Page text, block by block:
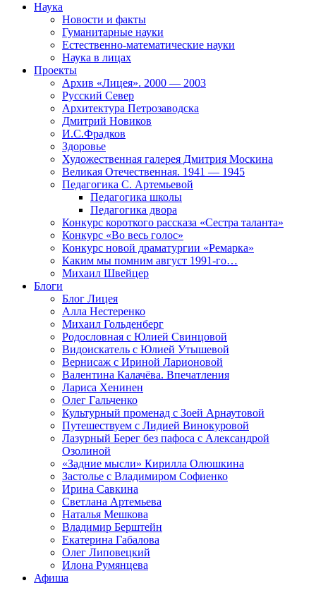
Наука
Новости и факты
Гуманитарные науки
Естественно-математические науки
Наука в лицах
Проекты
Архив «Лицея». 2000 — 2003
Русский Север
Архитектура Петрозаводска
Дмитрий Новиков
И.С.Фрадков
Здоровье
Художественная галерея Дмитрия Москина
Великая Отечественная. 1941 — 1945
Педагогика С. Артемьевой
Педагогика школы
Педагогика двора
Конкурс короткого рассказа «Сестра таланта»
Конкурс «Во весь голос»
Конкурс новой драматургии «Ремарка»
Каким мы помним август 1991-го…
Михаил Швейцер
Блоги
Блог Лицея
Алла Нестеренко
Михаил Гольденберг
Родословная с Юлией Свинцовой
Видоискатель с Юлией Утышевой
Вернисаж с Ириной Ларионовой
Валентина Калачёва. Впечатления
Лариса Хенинен
Олег Гальченко
Культурный променад с Зоей Арнаутовой
Путешествуем с Лидией Винокуровой
Лазурный Берег без пафоса с Александрой
Озолиной
«Задние мысли» Кирилла Олюшкина
Застолье с Владимиром Софиенко
Ирина Савкина
Светлана Артемьева
Наталья Мешкова
Владимир Берштейн
Екатерина Габалова
Олег Липовецкий
Илона Румянцева
Афиша